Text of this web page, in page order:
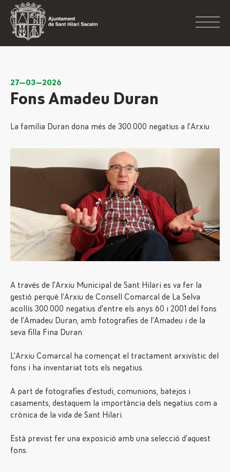
27—03—2026
Fons Amadeu Duran
La família Duran dona més de 300.000 negatius a l’Arxiu
A través de l’Arxiu Municipal de Sant Hilari es va fer la
gestió perquè l’Arxiu de Consell Comarcal de La Selva
acollís 300.000 negatius d’entre els anys 60 i 2001 del fons
de l’Amadeu Duran, amb fotografies de l’Amadeu i de la
seva filla Fina Duran.
L’Arxiu Comarcal ha començat el tractament arxivístic del
fons i ha inventariat tots els negatius.
A part de fotografies d’estudi, comunions, batejos i
casaments, destaquem la importància dels negatius com a
crònica de la vida de Sant Hilari.
Està previst fer una exposició amb una selecció d’aquest
fons.